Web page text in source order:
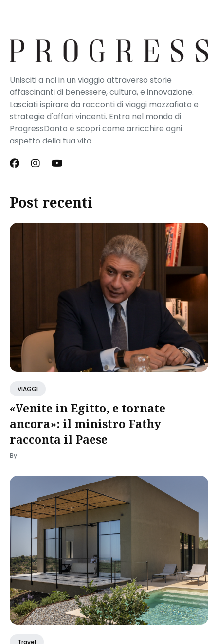
Unisciti a noi in un viaggio attraverso storie
affascinanti di benessere, cultura, e innovazione.
Lasciati ispirare da racconti di viaggi mozzafiato e
strategie d'affari vincenti. Entra nel mondo di
ProgressDanto e scopri come arricchire ogni
aspetto della tua vita.
Post recenti
VIAGGI
«Venite in Egitto, e tornate
ancora»: il ministro Fathy
racconta il Paese
By
Travel